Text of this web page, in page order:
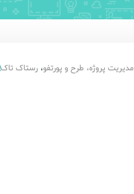
مدیریت پروژه، طرح و پورتفو، رستاک تاک